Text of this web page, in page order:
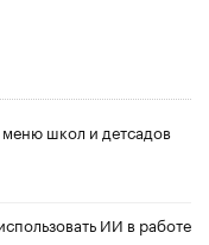
школ и детсадов
ИИ в работе